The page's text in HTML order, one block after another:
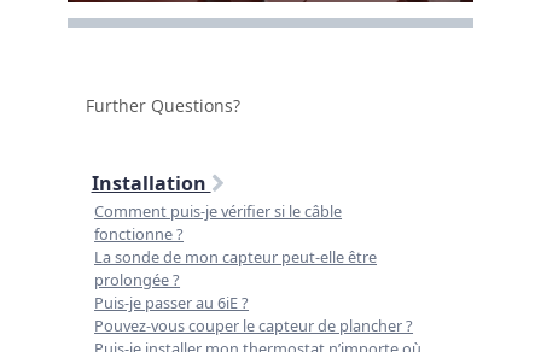
Further Questions?
Installation
Comment puis-je vérifier si le câble
fonctionne ?
La sonde de mon capteur peut-elle être
prolongée ?
Puis-je passer au 6iE ?
Pouvez-vous couper le capteur de plancher ?